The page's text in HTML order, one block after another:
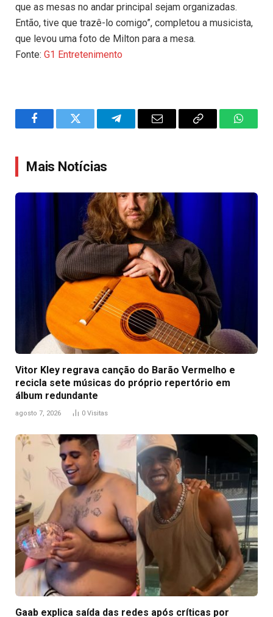
que as mesas no andar principal sejam organizadas.
Então, tive que trazê-lo comigo”, completou a musicista,
que levou uma foto de Milton para a mesa.
Fonte: G1 Entretenimento
FacebookTwitter TelegramEmail
Copy
Mais Notícias
Vitor Kley regrava canção do Barão Vermelho e
recicla sete músicas do próprio repertório em
álbum redundante
agosto 7, 2026 0 Visitas
Gaab explica saída das redes após críticas por